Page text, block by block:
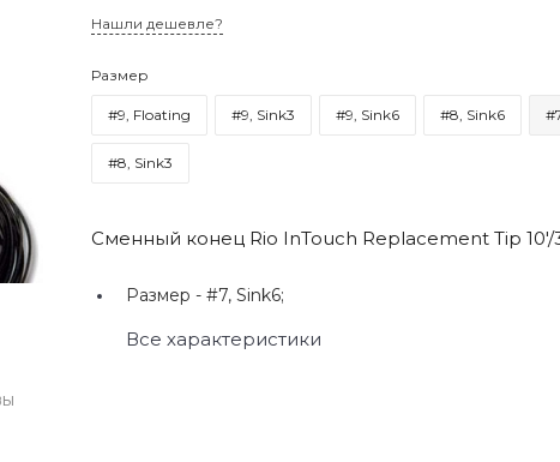
Нашли дешевле?
Размер
#9, Floating #9, Sink3 #9, Sink6 #8, Sink6
#8, Sink3
Сменный конец Rio InTouch Replacement Tip 10'/
Размер - #7, Sink6;
Все характеристики